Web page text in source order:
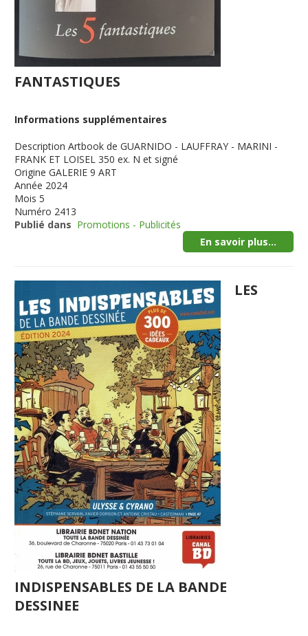
FANTASTIQUES
Informations supplémentaires
Description Artbook de GUARNIDO - LAUFFRAY - MARINI -
FRANK ET LOISEL 350 ex. N et signé
Origine GALERIE 9 ART
Année 2024
Mois 5
Numéro 2413
Publié dans Promotions - Publicités
En savoir plus...
LES
INDISPENSABLES DE LA BANDE
DESSINEE